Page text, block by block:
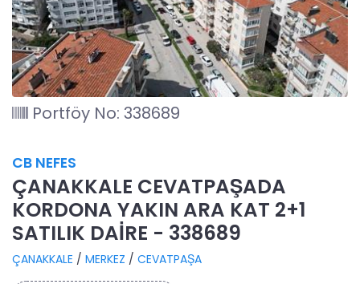
Portföy No: 338689
CB NEFES
ÇANAKKALE CEVATPAŞADA
KORDONA YAKIN ARA KAT 2+1
SATILIK DAİRE - 338689
ÇANAKKALE / MERKEZ / CEVATPAŞA